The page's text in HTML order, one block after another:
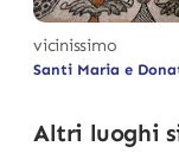
vicinissimo
Santi Maria e
Altri luoghi